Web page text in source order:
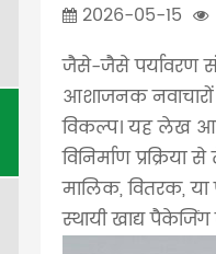
2026-05-15
जैसे-जैसे पर्यावरण
आशाजनक
विकल्प। यह लेख
विनिर्माण
मालिक, वितरक,
स्थायी खाद्य